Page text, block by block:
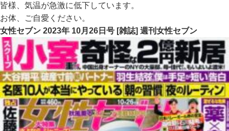
皆様、気温が急激に低下しています。
お体、ご自愛ください。
女性セブン 2023年 10月26日号 [雑誌] 週刊女性セブン